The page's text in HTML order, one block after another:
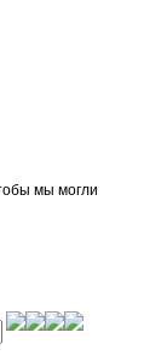
мы могли